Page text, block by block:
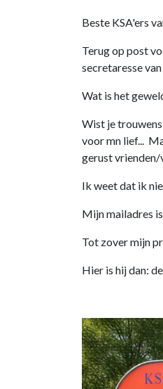
Beste KSA'ers
Terug op post
secretaresse
Wat is het
Wist je
voor mn lief...
gerust vrienden/
Ik weet dat ik
Mijn mailadres
Tot zover mijn
Hier is hij dan: